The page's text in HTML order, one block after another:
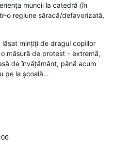
muncii la catedră (în
o regiune săracă/defavorizată,
lăsat mințiți de dragul copiilor
măsură de protest – extremă,
de învățământ, până acum
pe la școală…